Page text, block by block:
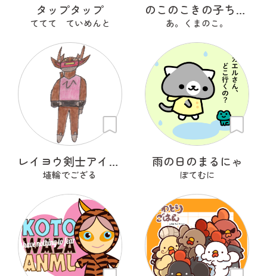
タップタップ
ててて ていめんと
のこのこきの子ちゃん
あ。くまのこ。
レイヨウ剣士アイベクサー
埴輪でござる
雨の日のまるにゃ
ぽてむに